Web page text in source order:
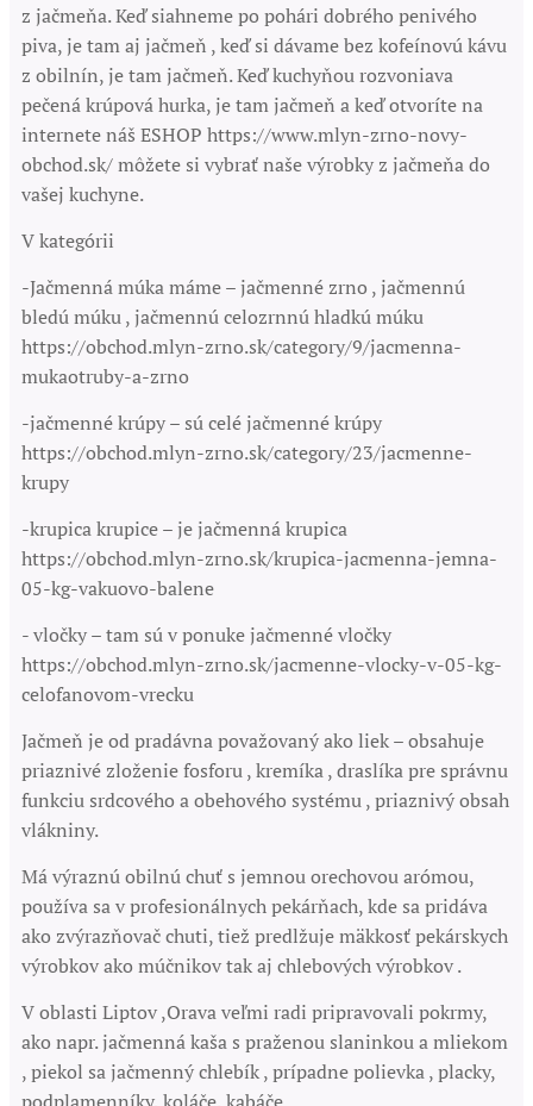
z jačmeňa. Keď siahneme po pohári dobrého penivého
piva, je tam aj jačmeň , keď si dávame bez kofeínovú kávu
z obilnín, je tam jačmeň. Keď kuchyňou rozvoniava
pečená krúpová hurka, je tam jačmeň a keď otvoríte na
internete náš ESHOP https://www.mlyn-zrno-novy-
obchod.sk/ môžete si vybrať naše výrobky z jačmeňa do
vašej kuchyne.
V kategórii
-Jačmenná múka máme – jačmenné zrno , jačmennú
bledú múku , jačmennú celozrnnú hladkú múku
https://obchod.mlyn-zrno.sk/category/9/jacmenna-
mukaotruby-a-zrno
-jačmenné krúpy – sú celé jačmenné krúpy
https://obchod.mlyn-zrno.sk/category/23/jacmenne-
krupy
-krupica krupice – je jačmenná krupica
https://obchod.mlyn-zrno.sk/krupica-jacmenna-jemna-
05-kg-vakuovo-balene
- vločky – tam sú v ponuke jačmenné vločky
https://obchod.mlyn-zrno.sk/jacmenne-vlocky-v-05-kg-
celofanovom-vrecku
Jačmeň je od pradávna považovaný ako liek – obsahuje
priaznivé zloženie fosforu , kremíka , draslíka pre správnu
funkciu srdcového a obehového systému , priaznivý obsah
vlákniny.
Má výraznú obilnú chuť s jemnou orechovou arómou,
používa sa v profesionálnych pekárňach, kde sa pridáva
ako zvýrazňovač chuti, tiež predlžuje mäkkosť pekárskych
výrobkov ako múčnikov tak aj chlebových výrobkov .
V oblasti Liptov ,Orava veľmi radi pripravovali pokrmy,
ako napr. jačmenná kaša s praženou slaninkou a mliekom
, piekol sa jačmenný chlebík , prípadne polievka , placky,